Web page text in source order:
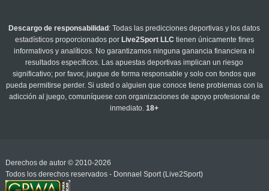
Descargo de responsabilidad : Todas las predicciones deportivas y los datos
estadísticos proporcionados por Live2Sport LLC tienen únicamente fines
informativos y analíticos. No garantizamos ninguna ganancia financiera ni
resultados específicos. Las apuestas deportivas implican un riesgo
significativo; por favor, juegue de forma responsable y solo con fondos que
pueda permitirse perder. Si usted o alguien que conoce tiene problemas con la
adicción al juego, comuníquese con organizaciones de apoyo profesional de
inmediato.18+
Derechos de autor © 2010-2026
Todos los derechos reservados - Donnael Sport (Live2Sport)